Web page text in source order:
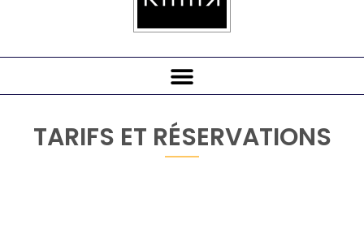
TARIFS ET RÉSERVATIONS